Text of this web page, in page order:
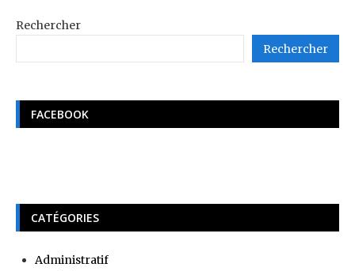
Rechercher
Rechercher
FACEBOOK
CATÉGORIES
Administratif